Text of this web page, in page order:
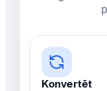
Konvertēt